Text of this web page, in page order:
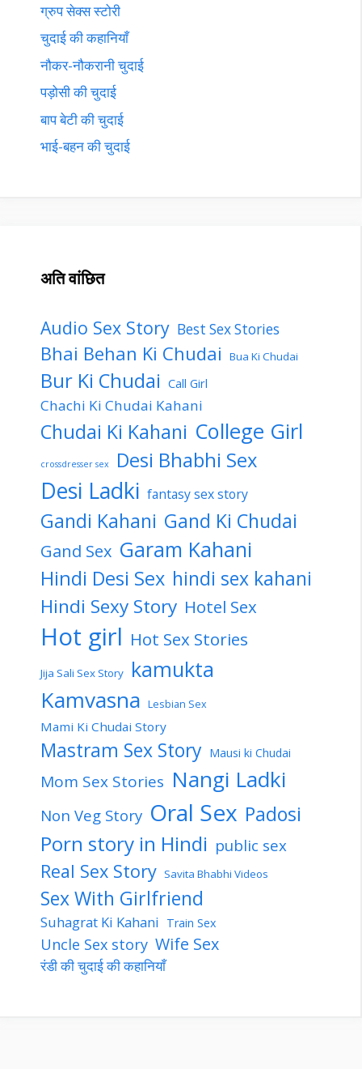
ग्रुप सेक्स स्टोरी
चुदाई की कहानियाँ
नौकर-नौकरानी चुदाई
पड़ोसी की चुदाई
बाप बेटी की चुदाई
भाई-बहन की चुदाई
अति वांछित
Audio Sex Story Best Sex Stories
Bhai Behan Ki Chudai Bua Ki Chudai
Bur Ki Chudai Call Girl
Chachi Ki Chudai Kahani
Chudai Ki Kahani College Girl
crossdresser sex Desi Bhabhi Sex
Desi Ladki fantasy sex story
Gandi Kahani Gand Ki Chudai
Gand Sex Garam Kahani
Hindi Desi Sex hindi sex kahani
Hindi Sexy Story Hotel Sex
Hot girl Hot Sex Stories
Jija Sali Sex Story kamukta
Kamvasna Lesbian Sex
Mami Ki Chudai Story
Mastram Sex Story Mausi ki Chudai
Mom Sex Stories Nangi Ladki
Non Veg Story Oral Sex Padosi
Porn story in Hindi public sex
Real Sex Story Savita Bhabhi Videos
Sex With Girlfriend
Suhagrat Ki Kahani Train Sex
Uncle Sex story Wife Sex
रंडी की चुदाई की कहानियाँ